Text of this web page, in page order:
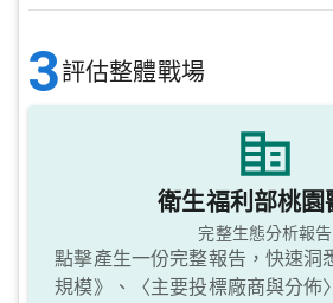
3評估整體戰場
衛生福利部桃園
完整生態分析報告
點擊產生一份完整報告，快速洞
規模》、〈主要投標廠商與分佈